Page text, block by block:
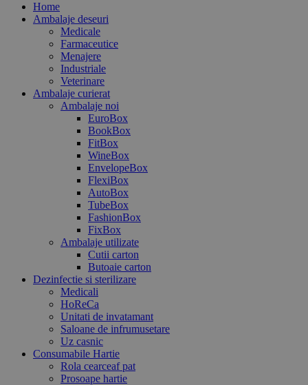
Home
Ambalaje deseuri
Medicale
Farmaceutice
Menajere
Industriale
Veterinare
Ambalaje curierat
Ambalaje noi
EuroBox
BookBox
FitBox
WineBox
EnvelopeBox
FlexiBox
AutoBox
TubeBox
FashionBox
FixBox
Ambalaje utilizate
Cutii carton
Butoaie carton
Dezinfectie si sterilizare
Medicali
HoReCa
Unitati de invatamant
Saloane de infrumusetare
Uz casnic
Consumabile Hartie
Rola cearceaf pat
Prosoape hartie